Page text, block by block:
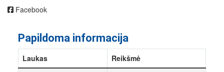
Facebook
Papildoma informacija
Laukas
Reikšmė